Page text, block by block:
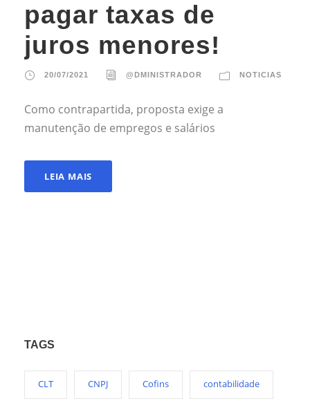
pagar taxas de
juros menores!
20/07/2021 @DMINISTRADOR NOTICIAS
Como contrapartida, proposta exige a
manutenção de empregos e salários
LEIA MAIS
TAGS
CLT CNPJ Cofins contabilidade